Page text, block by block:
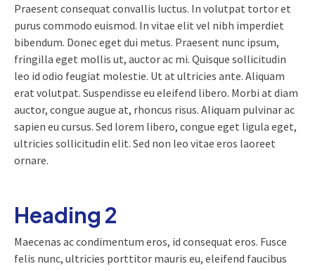
Praesent consequat convallis luctus. In volutpat tortor et
purus commodo euismod. In vitae elit vel nibh imperdiet
bibendum. Donec eget dui metus. Praesent nunc ipsum,
fringilla eget mollis ut, auctor ac mi. Quisque sollicitudin
leo id odio feugiat molestie. Ut at ultricies ante. Aliquam
erat volutpat. Suspendisse eu eleifend libero. Morbi at diam
auctor, congue augue at, rhoncus risus. Aliquam pulvinar ac
sapien eu cursus. Sed lorem libero, congue eget ligula eget,
ultricies sollicitudin elit. Sed non leo vitae eros laoreet
ornare.
Heading 2
Maecenas ac condimentum eros, id consequat eros. Fusce
felis nunc, ultricies porttitor mauris eu, eleifend faucibus